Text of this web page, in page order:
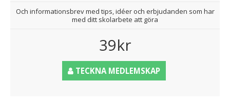
Och informationsbrev med tips, idéer och erbjudanden som har
med ditt skolarbete att göra
39kr
TECKNA MEDLEMSKAP